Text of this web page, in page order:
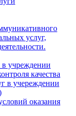
услуг,
учреждении
качества
в учереждении
оказания